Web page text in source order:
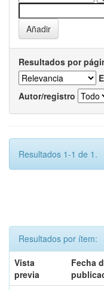
Resultados por
Autor/registro
Resultados 1-1 de 1.
Resultados por ítem:
Vista
previa
Fecha